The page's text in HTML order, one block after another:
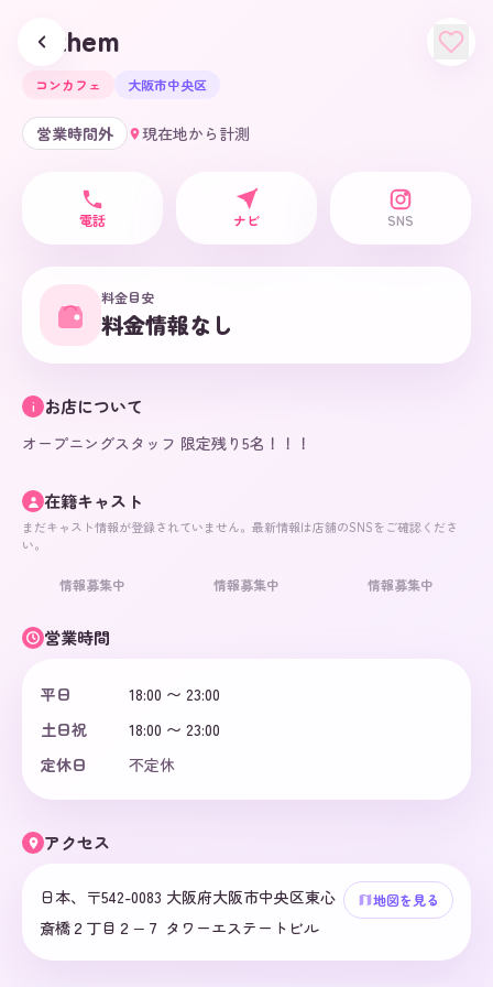
Anthem
コンカフェ 大阪市中央区
営業時間外 現在地から計測
電話 ナビ SNS
料金目安
料金情報なし
i お店について
オープニングスタッフ 限定残り5名！！！
在籍キャスト
まだキャスト情報が登録されていません。最新情報は店舗のSNSをご確認くださ
い。
情報募集中 情報募集中 情報募集中
営業時間
平日
18:00 〜 23:00
土日祝
18:00 〜 23:00
定休日
不定休
アクセス
日本、〒542-0083 大阪府大阪市中央区東心
斎橋２丁目２−７ タワーエステートビル
地図を見る